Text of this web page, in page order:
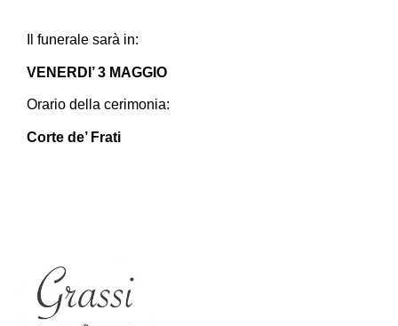
Il funerale sarà in:
VENERDI’ 3 MAGGIO
Orario della cerimonia:
Corte de’ Frati